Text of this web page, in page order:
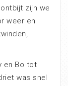
zijn we
weer en
en Bo tot
was snel